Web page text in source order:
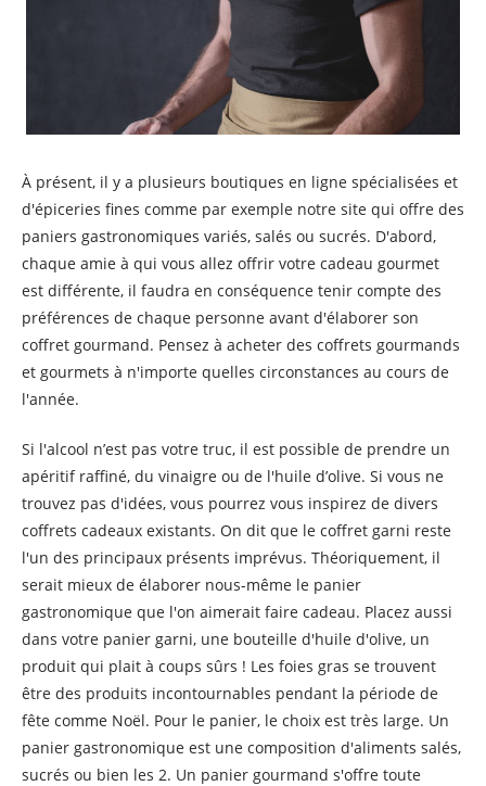
À présent, il y a plusieurs boutiques en ligne spécialisées et
d'épiceries fines comme par exemple notre site qui offre des
paniers gastronomiques variés, salés ou sucrés. D'abord,
chaque amie à qui vous allez offrir votre cadeau gourmet
est différente, il faudra en conséquence tenir compte des
préférences de chaque personne avant d'élaborer son
coffret gourmand. Pensez à acheter des coffrets gourmands
et gourmets à n'importe quelles circonstances au cours de
l'année.
Si l'alcool n’est pas votre truc, il est possible de prendre un
apéritif raffiné, du vinaigre ou de l'huile d’olive. Si vous ne
trouvez pas d'idées, vous pourrez vous inspirez de divers
coffrets cadeaux existants. On dit que le coffret garni reste
l'un des principaux présents imprévus. Théoriquement, il
serait mieux de élaborer nous-même le panier
gastronomique que l'on aimerait faire cadeau. Placez aussi
dans votre panier garni, une bouteille d'huile d'olive, un
produit qui plait à coups sûrs ! Les foies gras se trouvent
être des produits incontournables pendant la période de
fête comme Noël. Pour le panier, le choix est très large. Un
panier gastronomique est une composition d'aliments salés,
sucrés ou bien les 2. Un panier gourmand s'offre toute